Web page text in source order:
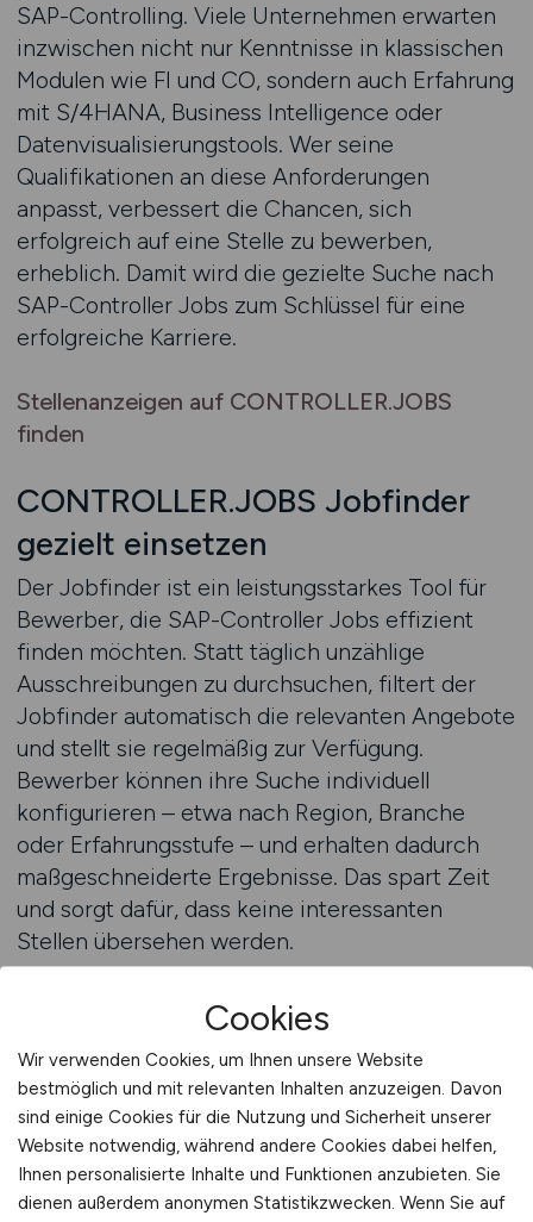
SAP-Controlling. Viele Unternehmen erwarten
inzwischen nicht nur Kenntnisse in klassischen
Modulen wie FI und CO, sondern auch Erfahrung
mit S/4HANA, Business Intelligence oder
Datenvisualisierungstools. Wer seine
Qualifikationen an diese Anforderungen
anpasst, verbessert die Chancen, sich
erfolgreich auf eine Stelle zu bewerben,
erheblich. Damit wird die gezielte Suche nach
SAP-Controller Jobs zum Schlüssel für eine
erfolgreiche Karriere.
Stellenanzeigen auf CONTROLLER.JOBS
finden
CONTROLLER.JOBS Jobfinder
gezielt einsetzen
Der Jobfinder ist ein leistungsstarkes Tool für
Bewerber, die SAP-Controller Jobs effizient
finden möchten. Statt täglich unzählige
Ausschreibungen zu durchsuchen, filtert der
Jobfinder automatisch die relevanten Angebote
und stellt sie regelmäßig zur Verfügung.
Bewerber können ihre Suche individuell
konfigurieren – etwa nach Region, Branche
oder Erfahrungsstufe – und erhalten dadurch
maßgeschneiderte Ergebnisse. Das spart Zeit
und sorgt dafür, dass keine interessanten
Stellen übersehen werden.
Die GEO-optimierten Filterfunktionen des
Jobfinders sind besonders wertvoll. Wer
beispielsweise SAP-Controller Jobs in Frankfurt
oder München bevorzugt, erhält ausschließlich
passende Ausschreibungen aus diesen
Regionen. Ebenso können Kandidaten, die sich
für internationale Unternehmen mit deutschen
Cookies
Wir verwenden Cookies, um Ihnen unsere Website
bestmöglich und mit relevanten Inhalten anzuzeigen. Davon
sind einige Cookies für die Nutzung und Sicherheit unserer
Website notwendig, während andere Cookies dabei helfen,
Ihnen personalisierte Inhalte und Funktionen anzubieten. Sie
dienen außerdem anonymen Statistikzwecken. Wenn Sie auf